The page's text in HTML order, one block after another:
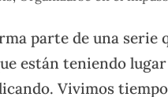
parte de una serie
están teniendo
Vivimos